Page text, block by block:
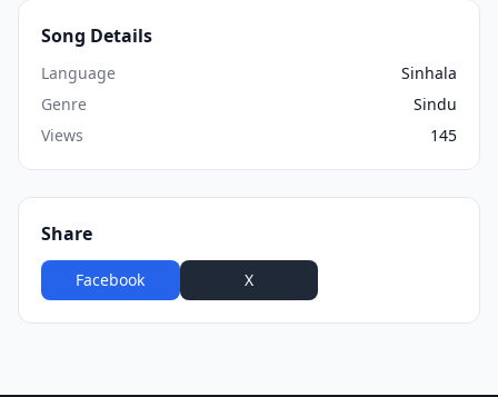
Song Details
Language
Sinhala
Genre
Sindu
Views
145
Share
Facebook X